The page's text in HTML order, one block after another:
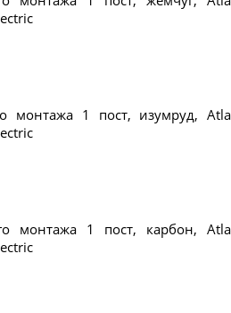
монтажа 1 пост, изумруд,
монтажа 1 пост, карбон,